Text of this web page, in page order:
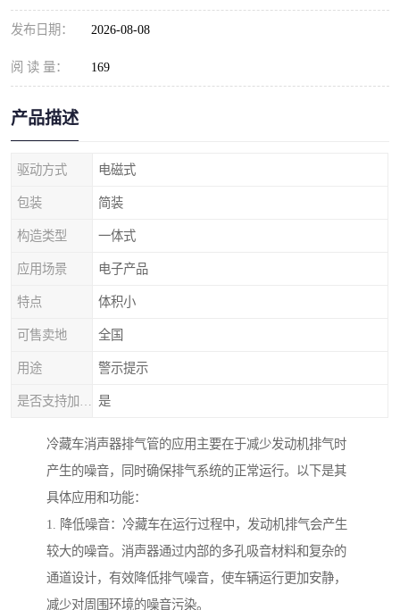
发布日期： 2026-08-08
阅 读 量： 169
产品描述
驱动方式 电磁式
包装 简装
构造类型 一体式
应用场景 电子产品
特点 体积小
可售卖地 全国
用途 警示提示
是
冷藏车消声器排气管的应用主要在于减少发动机排气时
产生的噪音，同时确保排气系统的正常运行。以下是其
具体应用和功能：
1. 降低噪音：冷藏车在运行过程中，发动机排气会产生
较大的噪音。消声器通过内部的多孔吸音材料和复杂的
通道设计，有效降低排气噪音，使车辆运行更加安静，
减少对周围环境的噪音污染。